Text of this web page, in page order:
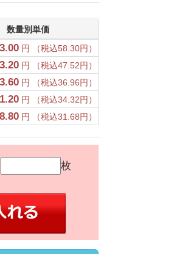
数量別単価
円 （税込58.30円）
円 （税込47.52円）
円 （税込36.96円）
円 （税込34.32円）
円 （税込31.68円）
枚